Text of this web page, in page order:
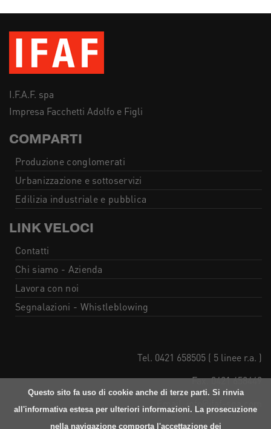
I.F.A.F. spa
Impresa Facchetti Adolfo e Figli
COMPARTI
Produzione conglomerati
Urbanizzazione e sottoservizi
Edilizia industriale e pubblica
LINK VELOCI
Contatti
Chi siamo - Azienda
Lavora con noi
Segnalazioni - Whistleblowing
Tel. 0421 658505 ( 5 linee r.a. )
Fax. 0421 658449
Email. info@ifaf-spa.com
Questo sito fa uso di cookie anche di terze parti. Si rinvia
all'informativa estesa per ulteriori informazioni. La prosecuzione
nella navigazione comporta l'accettazione dei